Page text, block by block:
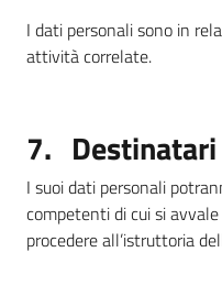
I dati personali sono in
attività correlate.
7. Destinatari
I suoi dati personali
competenti di cui si
procedere all’istruttoria